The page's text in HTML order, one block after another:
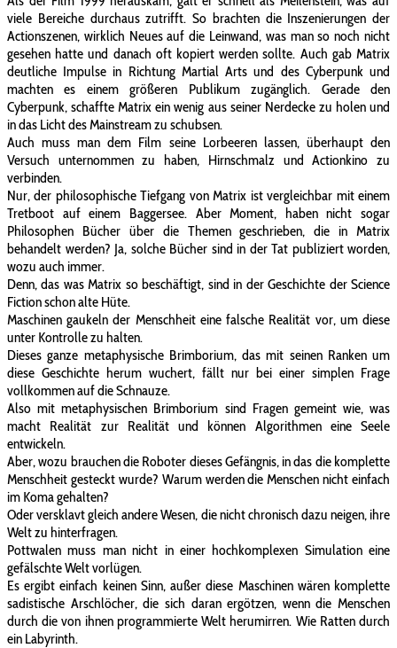
viele Bereiche durchaus zutrifft. So brachten die Inszenierungen der
Actionszenen, wirklich Neues auf die Leinwand, was man so noch nicht
gesehen hatte und danach oft kopiert werden sollte. Auch gab Matrix
deutliche Impulse in Richtung Martial Arts und des Cyberpunk und
machten es einem größeren Publikum zugänglich. Gerade den
Cyberpunk, schaffte Matrix ein wenig aus seiner Nerdecke zu holen und
in das Licht des Mainstream zu schubsen.
Auch muss man dem Film seine Lorbeeren lassen, überhaupt den
Versuch unternommen zu haben, Hirnschmalz und Actionkino zu
verbinden.
Nur, der philosophische Tiefgang von Matrix ist vergleichbar mit einem
Tretboot auf einem Baggersee. Aber Moment, haben nicht sogar
Philosophen Bücher über die Themen geschrieben, die in Matrix
behandelt werden? Ja, solche Bücher sind in der Tat publiziert worden,
wozu auch immer.
Denn, das was Matrix so beschäftigt, sind in der Geschichte der Science
Fiction schon alte Hüte.
Maschinen gaukeln der Menschheit eine falsche Realität vor, um diese
unter Kontrolle zu halten.
Dieses ganze metaphysische Brimborium, das mit seinen Ranken um
diese Geschichte herum wuchert, fällt nur bei einer simplen Frage
vollkommen auf die Schnauze.
Also mit metaphysischen Brimborium sind Fragen gemeint wie, was
macht Realität zur Realität und können Algorithmen eine Seele
entwickeln.
Aber, wozu brauchen die Roboter dieses Gefängnis, in das die komplette
Menschheit gesteckt wurde? Warum werden die Menschen nicht einfach
im Koma gehalten?
Oder versklavt gleich andere Wesen, die nicht chronisch dazu neigen, ihre
Welt zu hinterfragen.
Pottwalen muss man nicht in einer hochkomplexen Simulation eine
gefälschte Welt vorlügen.
Es ergibt einfach keinen Sinn, außer diese Maschinen wären komplette
sadistische Arschlöcher, die sich daran ergötzen, wenn die Menschen
durch die von ihnen programmierte Welt herumirren. Wie Ratten durch
ein Labyrinth.